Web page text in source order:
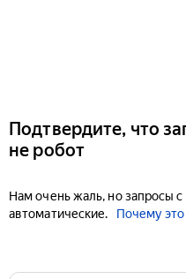
Подтвердите, что
не робот
Нам очень жаль, но запросы
автоматические.
Почему